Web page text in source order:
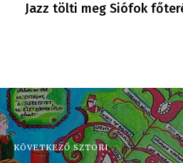
Jazz tölti meg Siófok
KÖVETKEZŐ SZTORI